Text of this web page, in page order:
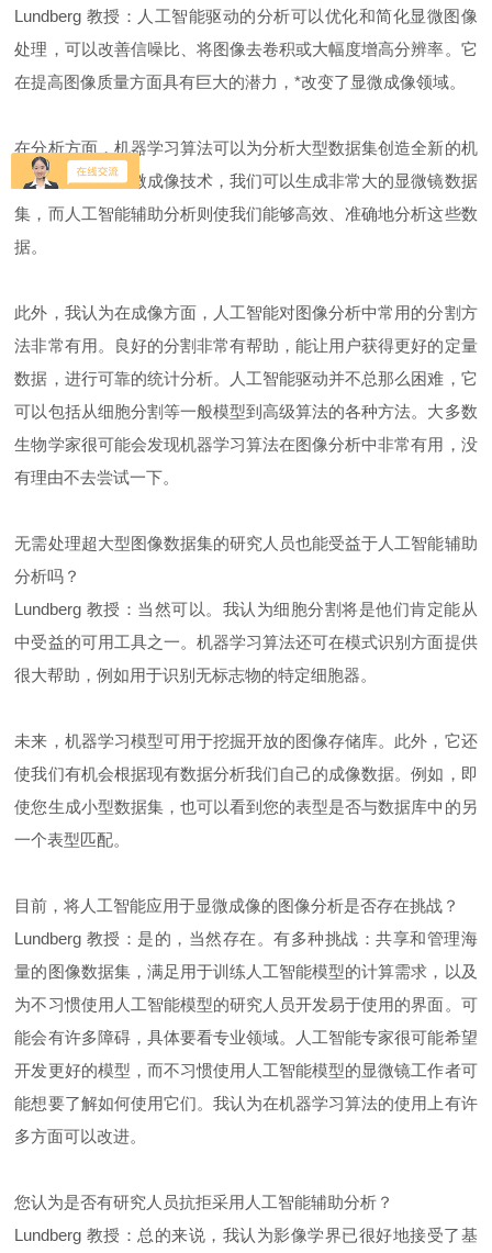
Lundberg 教授：人工智能驱动的分析可以优化和简化显微图像
处理，可以改善信噪比、将图像去卷积或大幅度增高分辨率。它
在提高图像质量方面具有巨大的潜力，*改变了显微成像领域。
在分析方面，机器学习算法可以为分析大型数据集创造全新的机
会。使用现代显微成像技术，我们可以生成非常大的显微镜数据
集，而人工智能辅助分析则使我们能够高效、准确地分析这些数
据。
此外，我认为在成像方面，人工智能对图像分析中常用的分割方
法非常有用。良好的分割非常有帮助，能让用户获得更好的定量
数据，进行可靠的统计分析。人工智能驱动并不总那么困难，它
可以包括从细胞分割等一般模型到高级算法的各种方法。大多数
生物学家很可能会发现机器学习算法在图像分析中非常有用，没
有理由不去尝试一下。
无需处理超大型图像数据集的研究人员也能受益于人工智能辅助
分析吗？
Lundberg 教授：当然可以。我认为细胞分割将是他们肯定能从
中受益的可用工具之一。机器学习算法还可在模式识别方面提供
很大帮助，例如用于识别无标志物的特定细胞器。
未来，机器学习模型可用于挖掘开放的图像存储库。此外，它还
使我们有机会根据现有数据分析我们自己的成像数据。例如，即
使您生成小型数据集，也可以看到您的表型是否与数据库中的另
一个表型匹配。
目前，将人工智能应用于显微成像的图像分析是否存在挑战？
Lundberg 教授：是的，当然存在。有多种挑战：共享和管理海
量的图像数据集，满足用于训练人工智能模型的计算需求，以及
为不习惯使用人工智能模型的研究人员开发易于使用的界面。可
能会有许多障碍，具体要看专业领域。人工智能专家很可能希望
开发更好的模型，而不习惯使用人工智能模型的显微镜工作者可
能想要了解如何使用它们。我认为在机器学习算法的使用上有许
多方面可以改进。
您认为是否有研究人员抗拒采用人工智能辅助分析？
Lundberg 教授：总的来说，我认为影像学界已很好地接受了基